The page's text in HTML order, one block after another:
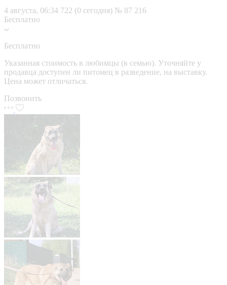
4 августа, 06:34 722 (0 сегодня) № 87 216
Бесплатно
Бесплатно
Указанная стоимость в любимцы (в семью). Уточняйте у
продавца доступен ли питомец в разведение, на выставку.
Цена может отличаться.
Позвонить